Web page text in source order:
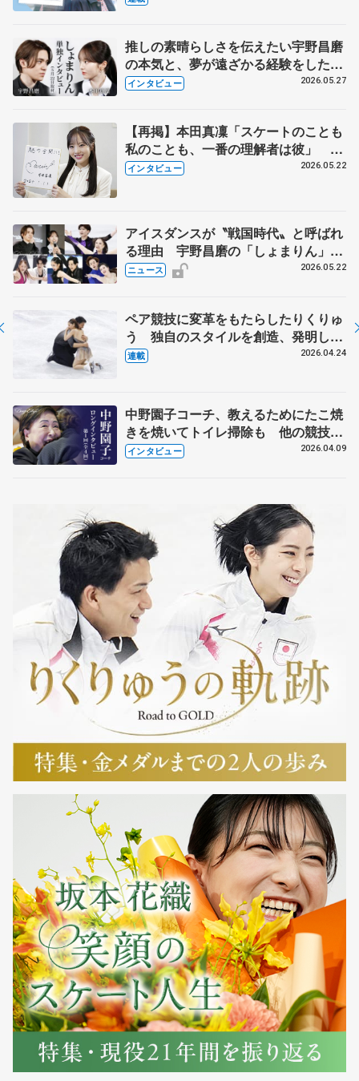
推しの素晴らしさを伝えたい宇野昌磨
の本気と、夢が遠ざかる経験をした本
田真凜の覚悟
インタビュー 2026.05.27
【再掲】本田真凜「スケートのことも
私のことも、一番の理解者は彼」 引
退時の単独インタビューで語った競技
インタビュー 2026.05.22
アイスダンスが〝戦国時代〟と呼ばれ
る理由 宇野昌磨の「しょまりん」ら
実力者が相次いで参戦 国内の競争激
ニュース 2026.05.22
ペア競技に変革をもたらしたりくりゅ
う 独自のスタイルを創造、発明した
【引退発表後②】
連載 2026.04.24
中野園子コーチ、教えるためにたこ焼
きを焼いてトイレ掃除も 他の競技に
も通用するという坂本花織の筋肉
インタビュー 2026.04.09